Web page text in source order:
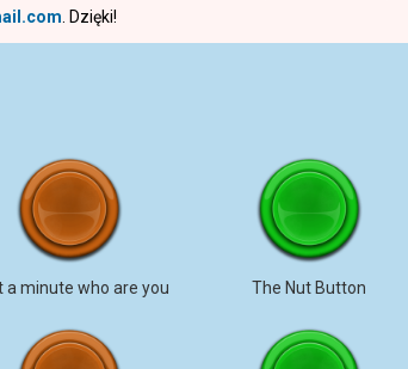
. Dzięki!
a minute who are you The Nut Button